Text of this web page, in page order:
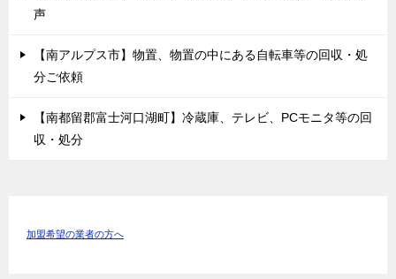
声
【南アルプス市】物置、物置の中にある自転車等の回収・処
分ご依頼
【南都留郡富士河口湖町】冷蔵庫、テレビ、PCモニタ等の回
収・処分
加盟希望の業者の方へ